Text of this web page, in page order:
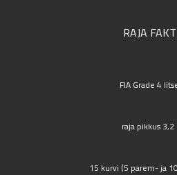
RAJA
FIA Grade 4
raja pikkus 3,2
15 kurvi (5 parem- ja